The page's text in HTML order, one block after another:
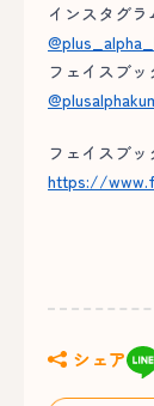
インスタグラ
フェイスブッ
フェイスブ
https://
シェア